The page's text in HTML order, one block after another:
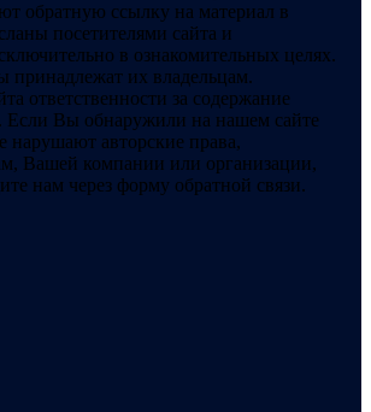
обратную ссылку на материал в
посетителями сайта и
в ознакомительных целях.
принадлежат их владельцам.
ответственности за содержание
Если Вы обнаружили на нашем сайте
нарушают авторские права,
Вашей компании или организации,
нам через форму обратной связи.